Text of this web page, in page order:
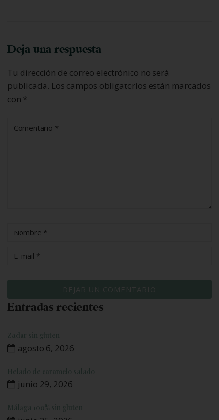
Deja una respuesta
Tu dirección de correo electrónico no será
publicada. Los campos obligatorios están marcados
con *
Entradas recientes
Zadar sin gluten
agosto 6, 2026
Helado de caramelo salado
junio 29, 2026
Málaga 100% sin gluten